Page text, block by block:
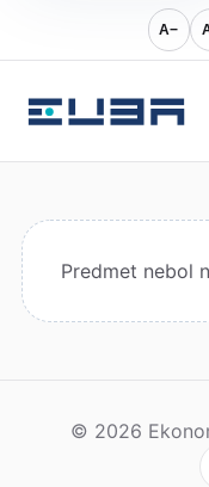
A−
Predmet nebol
© 2026